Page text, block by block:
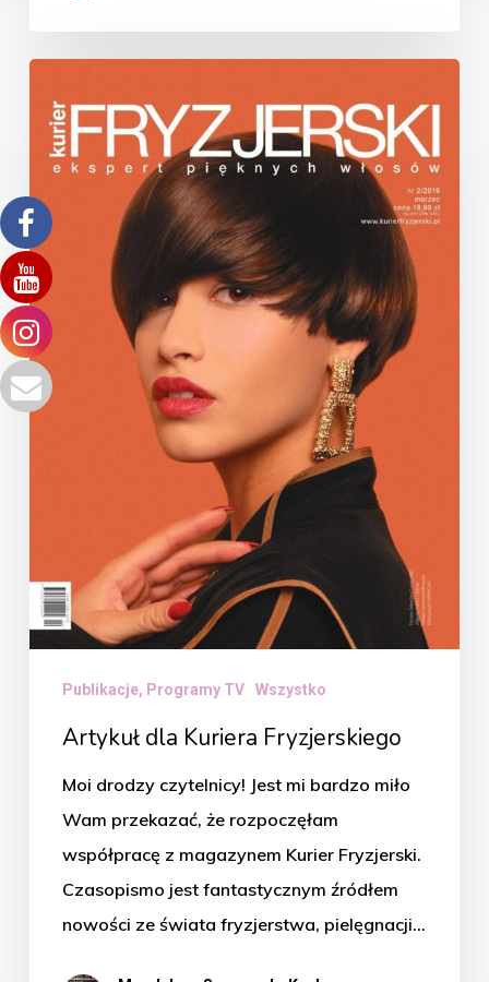
dla
Kuriera
Fryzjerskiego
Publikacje, Programy TV Wszystko
Artykuł dla Kuriera Fryzjerskiego
Moi drodzy czytelnicy! Jest mi bardzo miło
Wam przekazać, że rozpoczęłam
współpracę z magazynem Kurier Fryzjerski.
Czasopismo jest fantastycznym źródłem
nowości ze świata fryzjerstwa, pielęgnacji…